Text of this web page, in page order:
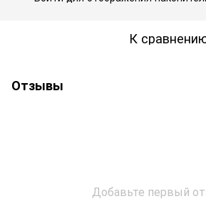
К
Отзывы
Добавьте первый